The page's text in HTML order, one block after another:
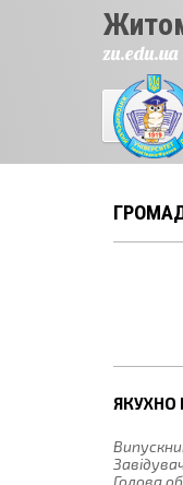
zu.edu.ua
ЯКУХНО